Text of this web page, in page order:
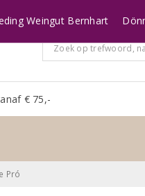
€ 75,-
Weingut Bernhart
Pró